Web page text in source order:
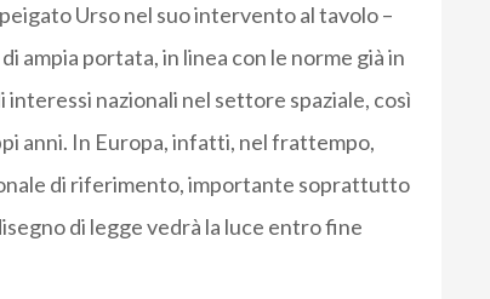
Ursonel suo intervento al tavolo –
ampia portata, in linea con le norme già in
nazionali nel settore spaziale, così
anni. In Europa, infatti, nel frattempo,
di riferimento, importante soprattutto
di legge vedrà la luce entro fine